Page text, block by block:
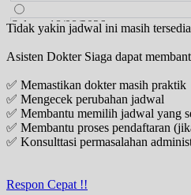
Selasa, 18/08/2026
Jam 15:00 - 16:00
BPJS
Kamis, 20/08/2026
Jam 14:00 - 16:00
BPJS
Kamis, 20/08/2026
Tidak yakin jadwal ini masih
Asisten Dokter Siaga dapat
✅ Memastikan dokter masih praktik
✅ Mengecek perubahan jadwal
✅ Membantu memilih jadwal yang
✅ Membantu proses pendaftaran
✅ Konsulttasi permasalahan
Respon Cepat !!